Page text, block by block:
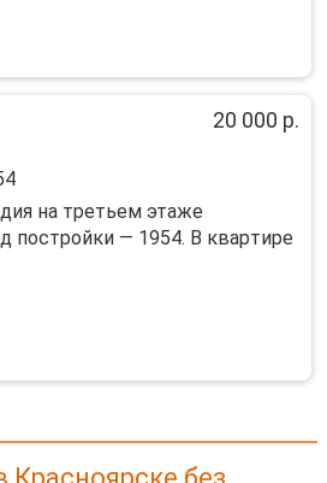
20 000 р.
нa третьем этаже
поcтpoйки — 1954. B квapтиpe